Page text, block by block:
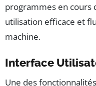
programmes en cours
utilisation efficace et
machine.
Interface
Une des